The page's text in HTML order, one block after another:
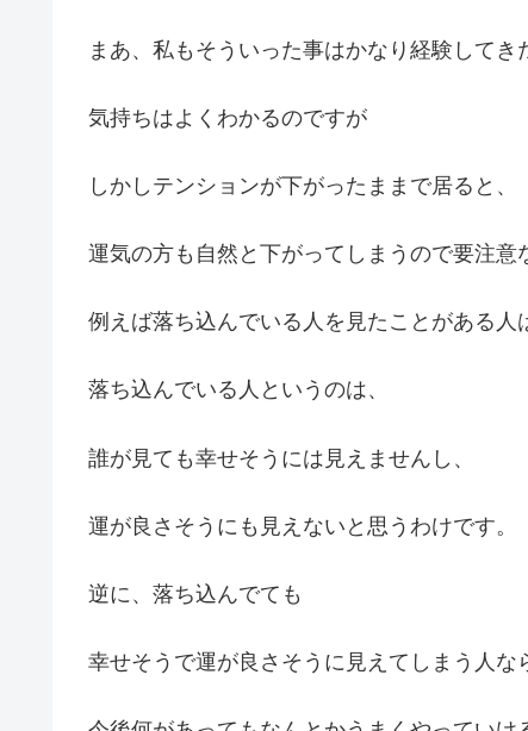
まあ、私もそういった事はかなり経験してき
気持ちはよくわかるのですが
しかしテンションが下がったままで居ると、
運気の方も自然と下がってしまうので要注意
例えば落ち込んでいる人を見たことがある人
落ち込んでいる人というのは、
誰が見ても幸せそうには見えませんし、
運が良さそうにも見えないと思うわけです。
逆に、落ち込んでても
幸せそうで運が良さそうに見えてしまう人な